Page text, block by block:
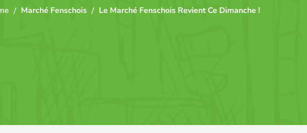
Marché Fenschois Le Marché Fenschois Revient Ce Dimanche !